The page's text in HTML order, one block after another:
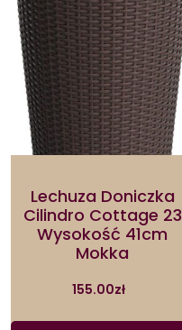
Lechuza Doniczka
Cilindro Cottage 23
Wysokość 41cm
Mokka
155.00zł